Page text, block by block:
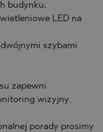
budynku;
LED na
szybami
zapewni
wizyjny.
porady prosimy